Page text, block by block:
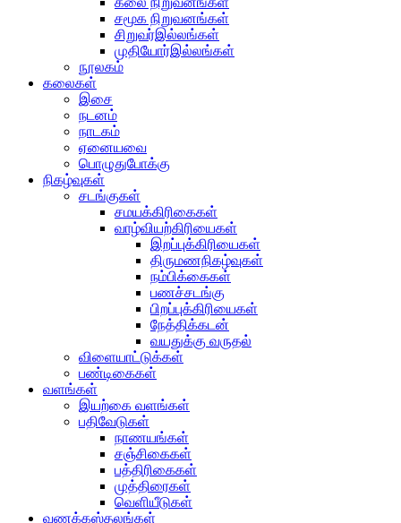
சமூக நிறுவனங்கள்
சிறுவர்இல்லங்கள்
முதியோர்இல்லங்கள்
நூலகம்
கலைகள்
இசை
நடனம்
நாடகம்
ஏனையவை
பொழுதுபோக்கு
நிகழ்வுகள்
சடங்குகள்
சமயக்கிரிகைகள்
வாழ்வியற்கிரியைகள்
இறப்புக்கிரியைகள்
திருமணநிகழ்வுகள்
நம்பிக்கைகள்
பணச்சடங்கு
பிறப்புக்கிரியைகள்
நேத்திக்கடன்
வயதுக்கு வருதல்
விளையாட்டுக்கள்
பண்டிகைகள்
வளங்கள்
இயற்கை வளங்கள்
பதிவேடுகள்
நாணயங்கள்
சஞ்சிகைகள்
பத்திரிகைகள்
முத்திரைகள்
வெளியீடுகள்
வணக்கஸ்தலங்கள்